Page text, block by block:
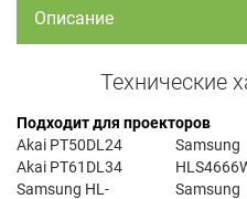
Описание
Технические
Подходит для проекторов
Akai PT50DL24
Akai PT61DL34
Samsung HL-
Samsung
Samsung